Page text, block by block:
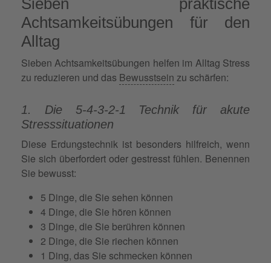
Achtsamkeitsübungen für den
Alltag
Sieben Achtsamkeitsübungen helfen im Alltag Stress
zu reduzieren und das Bewusstsein zu schärfen:
1. Die 5-4-3-2-1 Technik für akute
Stresssituationen
Diese Erdungstechnik ist besonders hilfreich, wenn
Sie sich überfordert oder gestresst fühlen. Benennen
Sie bewusst:
5 Dinge, die Sie sehen können
4 Dinge, die Sie hören können
3 Dinge, die Sie berühren können
2 Dinge, die Sie riechen können
1 Ding, das Sie schmecken können